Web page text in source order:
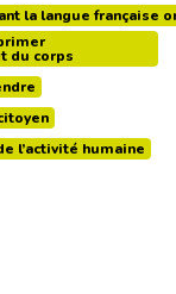
la langue française
du corps
l’activité humaine